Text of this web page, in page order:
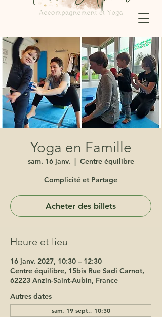
Yoga en Famille
sam. 16 janv.
  |
Centre équilibre
Complicité et Partage
Acheter des billets
Heure et lieu
16 janv. 2027, 10:30 – 12:30
Centre équilibre, 15bis Rue Sadi Carnot,
62223 Anzin-Saint-Aubin, France
Autres dates
sam. 19 sept., 10:30